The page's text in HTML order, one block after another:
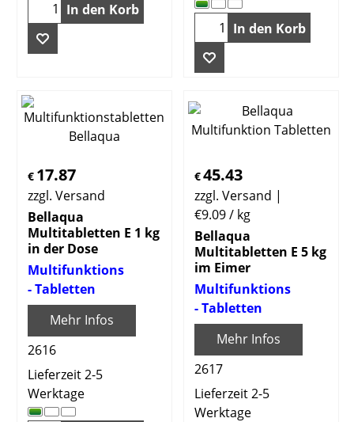
In den Korb
In den Korb
€ 17.87
zzgl. Versand
Bellaqua
Multitabletten E 1 kg
in der Dose
Multifunktions
- Tabletten
Mehr Infos
2616
Lieferzeit 2-5
Werktage
€45.43
zzgl. Versand
€9.09/ kg
Bellaqua
Multitabletten E 5 kg
im Eimer
Multifunktions
- Tabletten
Mehr Infos
2617
Lieferzeit 2-5
Werktage